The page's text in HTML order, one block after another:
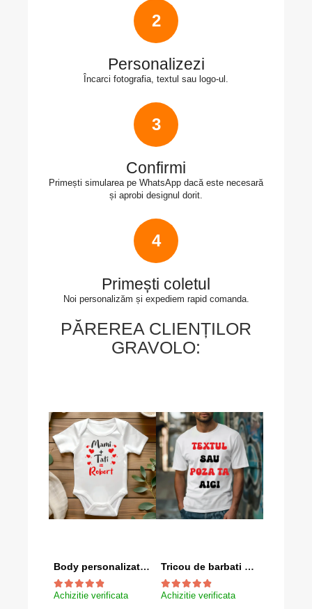
2
Personalizezi
Încarci fotografia, textul sau logo-ul.
3
Confirmi
Primești simularea pe WhatsApp dacă este necesară
și aprobi designul dorit.
4
Primești coletul
Noi personalizăm și expediem rapid comanda.
PĂREREA CLIENȚILOR
GRAVOLO:
Body personalizat "Mami+Tati=Robert"
Achizitie verificata
Tricou de barbati personalizat cu textul tau
Achizitie verificata